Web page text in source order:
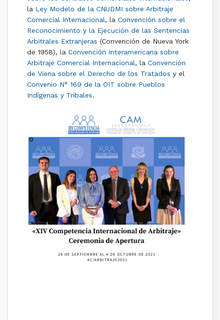
la Ley Modelo de la CNUDMI sobre Arbitraje
Comercial Internacional, la Convención sobre el
Reconocimiento y la Ejecución de las Sentencias
Arbitrales Extranjeras (Convención de Nueva York
de 1958), la Convención Interamericana sobre
Arbitraje Comercial Internacional, la Convención
de Viena sobre el Derecho de los Tratados y el
Convenio N° 169 de la OIT sobre Pueblos
Indígenas y Tribales.